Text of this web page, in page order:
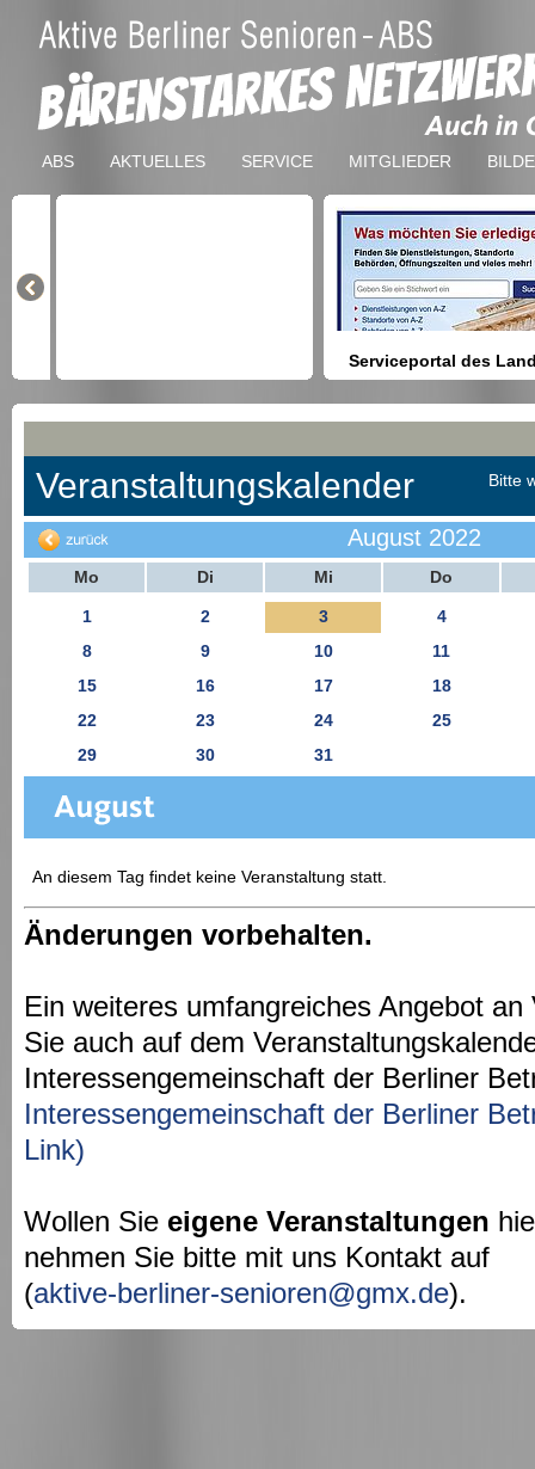
ABS AKTUELLES SERVICE MITGLIEDER
Serviceportal des
Berlin
Anmeldung bei Ämtern usw.
Veranstaltungskalender Bitte
August 2022
Mo Di Mi Do
1 2 3
4
8
9 10
11
15
16 17
18
22
23 24
25
29
30 31
An diesem Tag findet keine Veranstaltung statt.
Änderungen vorbehalten.
Ein weiteres umfangreiches Angebot
Sie auch auf dem
Interessengemeinschaft der Berliner
Interessengemeinschaft der Berliner
Link)
Wollen Sie eigene Veranstaltungen
nehmen Sie bitte mit uns Kontakt auf
(aktive-berliner-senioren@gmx.de).